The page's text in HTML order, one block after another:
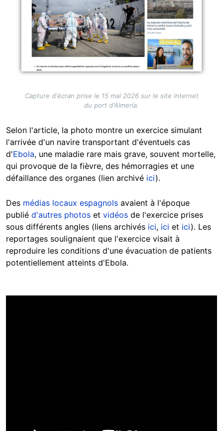
Capture d'écran prise le 15 mai 2026 sur le site internet
du port d'Almería.
Selon l'article, la photo montre un exercice simulant
l'arrivée d'un navire transportant d'éventuels cas
d'Ebola, une maladie rare mais grave, souvent mortelle,
qui provoque de la fièvre, des hémorragies et une
défaillance des organes (lien archivé ici).
Des médias locaux espagnols avaient à l'époque
publié d'autres photos et vidéos de l'exercice prises
sous différents angles (liens archivés ici, ici et ici). Les
reportages soulignaient que l'exercice visait à
reproduire les conditions d'une évacuation de patients
potentiellement atteints d'Ebola.